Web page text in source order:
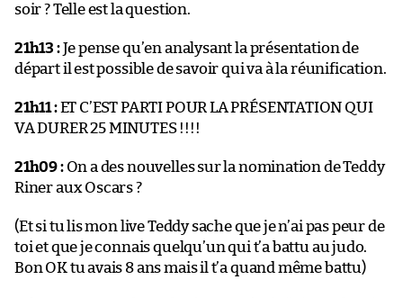
soir ? Telle est la question.
21h13 :Je pense qu’en analysant la présentation de
départ il est possible de savoir qui va à la réunification.
21h11 :ET C’EST PARTI POUR LA PRÉSENTATION QUI
VA DURER 25 MINUTES !!!!
21h09 :On a des nouvelles sur la nomination de Teddy
Riner aux Oscars ?
(Et si tu lis mon live Teddy sache que je n’ai pas peur de
toi et que je connais quelqu’un qui t’a battu au judo.
Bon OK tu avais 8 ans mais il t’a quand même battu)